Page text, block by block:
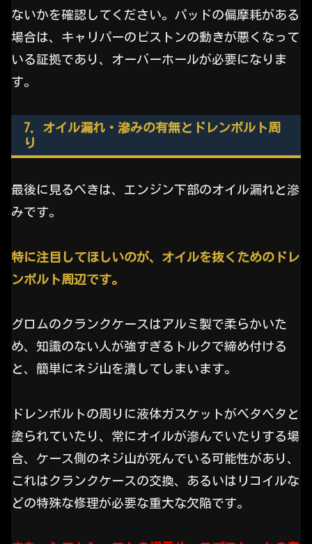
ないかを確認してください。パッドの偏摩耗がある
場合は、キャリパーのピストンの動きが悪くなって
いる証拠であり、オーバーホールが必要になりま
す。
7. オイル漏れ・滲みの有無とドレンボルト周
り
最後に見るべきは、エンジン下部のオイル漏れと滲
みです。
特に注目してほしいのが、オイルを抜くためのドレ
ンボルト周辺です。
グロムのクランクケースはアルミ製で柔らかいた
め、知識のない人が強すぎるトルクで締め付ける
と、簡単にネジ山を潰してしまいます。
ドレンボルトの周りに液体ガスケットがベタベタと
塗られていたり、常にオイルが滲んでいたりする場
合、ケース側のネジ山が死んでいる可能性があり、
これはクランクケースの交換、あるいはリコイルな
どの特殊な修理が必要な重大な欠陥です。